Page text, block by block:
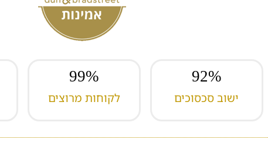
ישוב סכסוכים
%
92
לקוחות מרוצים
%
99